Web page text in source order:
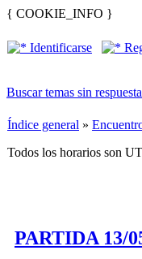
{ COOKIE_INFO }
Identificarse
Buscar temas sin respuesta
Índice general »
Todos los horarios son
PARTIDA 13/